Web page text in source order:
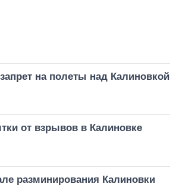
на полеты над Калиновкой
от взрывов в Калиновке
разминирования Калиновки